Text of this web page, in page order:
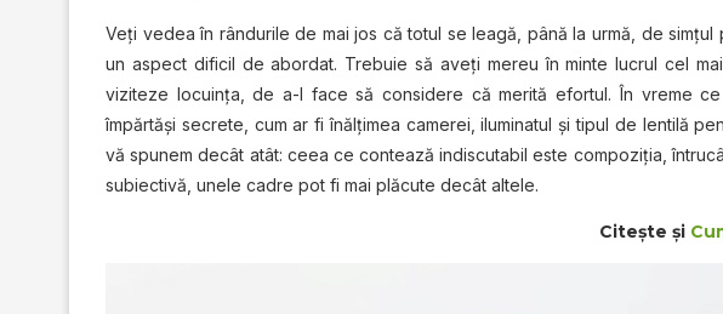
Veţi vedea în rândurile de mai jos că totul se leagă, până la urmă, de
un aspect dificil de abordat. Trebuie să aveţi mereu în minte lucrul cel
viziteze locuinţa, de a-l face să considere că merită efortul. În vreme
împărtăși secrete, cum ar fi înălțimea camerei, iluminatul și tipul de lentilă
vă spunem decât atât: ceea ce contează indiscutabil este compoziția,
subiectivă, unele cadre pot fi mai plăcute decât altele.
Citeşte şi